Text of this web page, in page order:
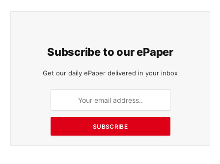
Subscribe to our ePaper
Get our daily ePaper delivered in your inbox
SUBSCRIBE